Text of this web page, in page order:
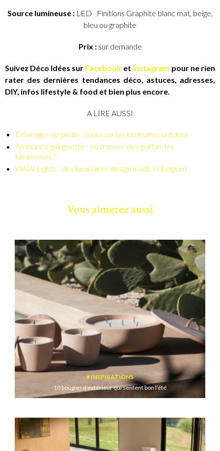
Source lumineuse : LED Finitions Graphite blanc mat, beige,
bleu ou graphite
Prix :sur demande
Suivez Déco Idées sur Facebook et Instagram pour ne rien
rater des dernières tendances déco, astuces, adresses,
DIY, infos lifestyle & food et bien plus encore.
A LIRE AUSSI
Eclairages de jardin : zoom sur les luminaires outdoor
Ambiance guinguette : où trouver des guirlandes
lumineuses ?
WAW Lights : des luminaires design made in Belgium
Vous aimerez aussi
INSPIRATIONS
10 bougies d’extérieur qui sentent bon l’été